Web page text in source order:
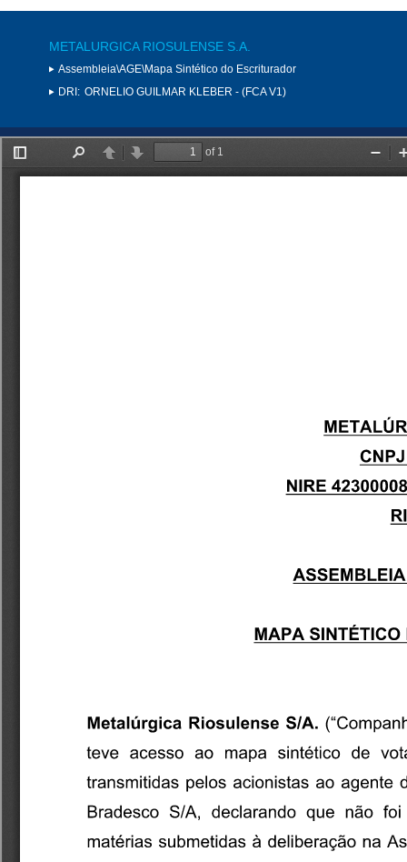
METALURGICA RIOSULENSE S.A.
Assembleia\AGE\Mapa Sintético do Escriturador
DRI: ORNELIO GUILMAR KLEBER - (FCA V1)